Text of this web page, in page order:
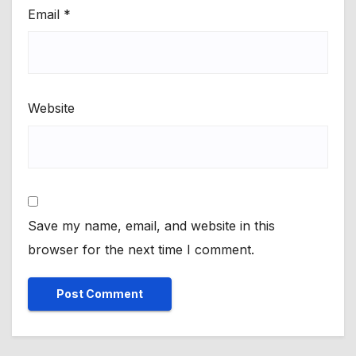
Email *
Website
Save my name, email, and website in this
browser for the next time I comment.